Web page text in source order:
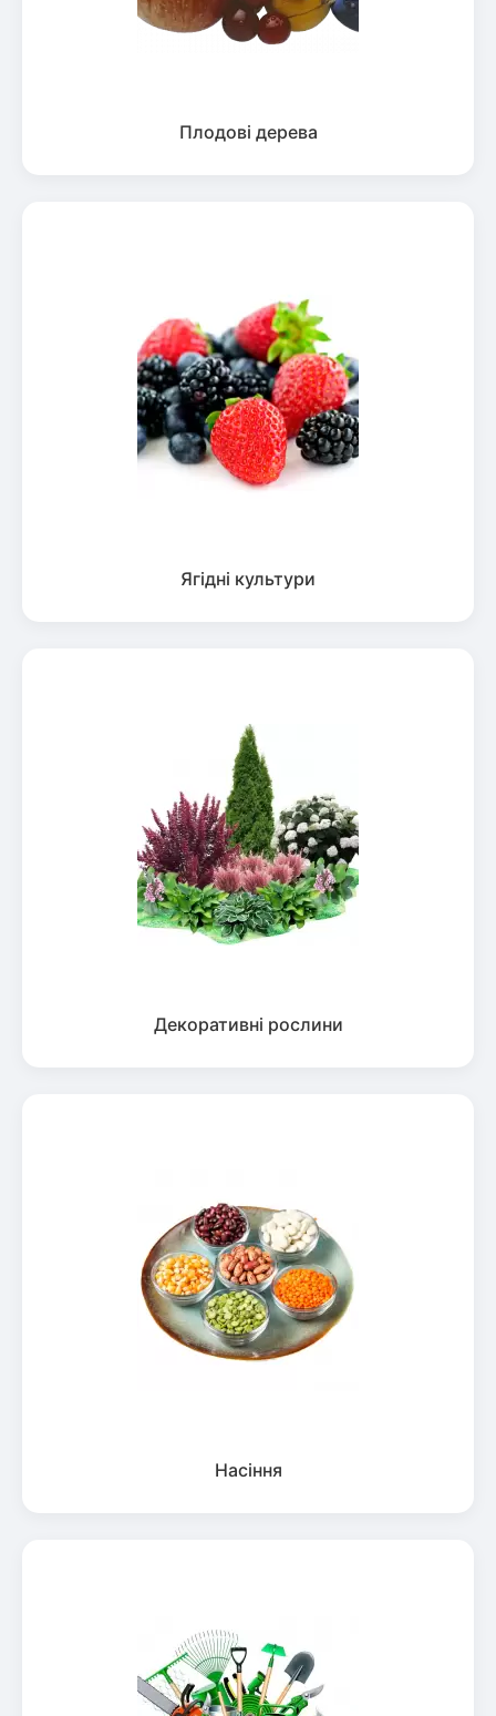
Плодові дерева
Ягідні культури
Декоративні рослини
Насіння